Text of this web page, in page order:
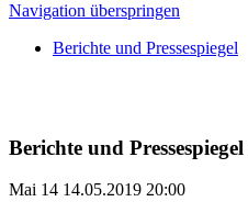
Navigation überspringen
Berichte und Pressespiegel
Berichte und
Mai 14 14.05.2019 20:00